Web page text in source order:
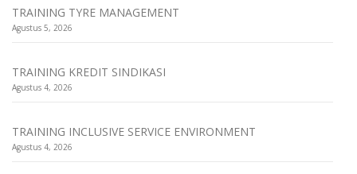
TRAINING TYRE MANAGEMENT
Agustus 5, 2026
TRAINING KREDIT SINDIKASI
Agustus 4, 2026
TRAINING INCLUSIVE SERVICE ENVIRONMENT
Agustus 4, 2026